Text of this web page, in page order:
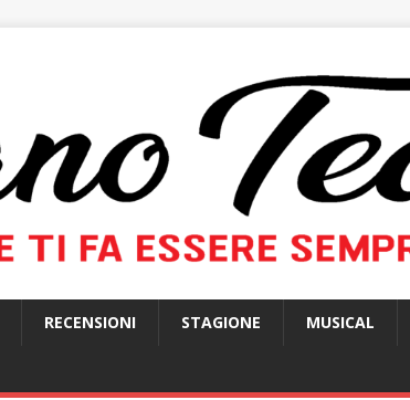
RECENSIONI STAGIONE MUSICAL